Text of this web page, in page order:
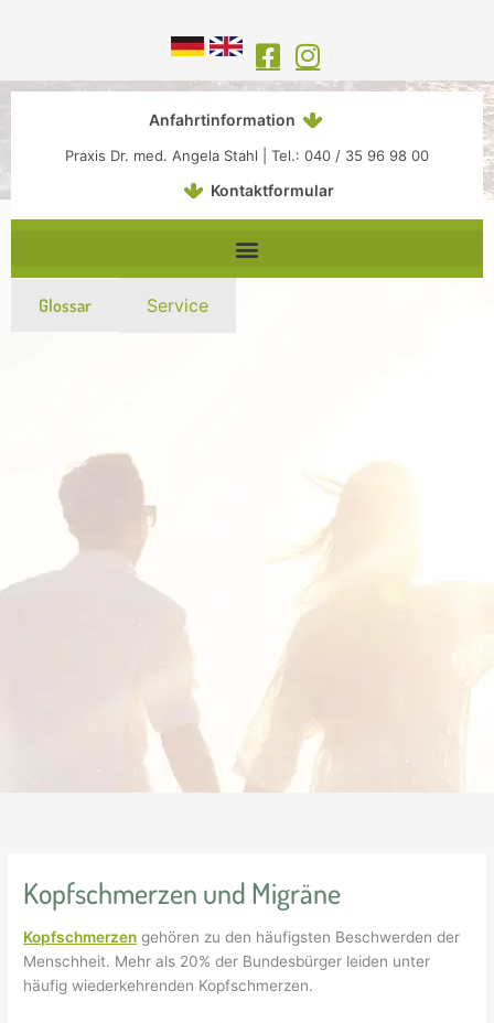
Anfahrtinformation
Praxis Dr. med. Angela Stahl | Tel.: 040 / 35 96 98 00
Kontaktformular
Glossar Service
Kopfschmerzen und Migräne
Kopfschmerzen gehören zu den häufigsten Beschwerden der
Menschheit. Mehr als 20% der Bundesbürger leiden unter
häufig wiederkehrenden Kopfschmerzen.